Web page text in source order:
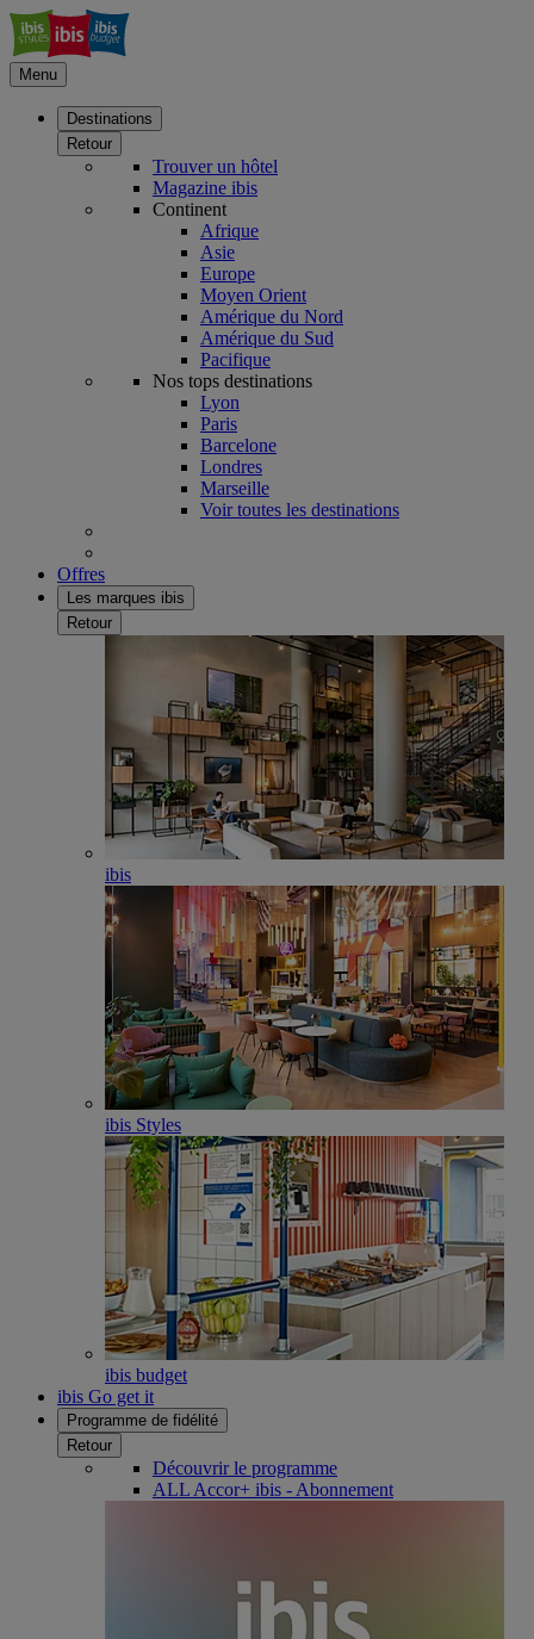
Menu
Destinations
Retour
Trouver un hôtel
Magazine ibis
Continent
Afrique
Asie
Europe
Moyen Orient
Amérique du Nord
Amérique du Sud
Pacifique
Nos tops destinations
Lyon
Paris
Barcelone
Londres
Marseille
Voir toutes les destinations
Offres
Les marques ibis
Retour
ibis
ibis Styles
ibis budget
ibis Go get it
Programme de fidélité
Retour
Découvrir le programme
ALL Accor+ ibis - Abonnement